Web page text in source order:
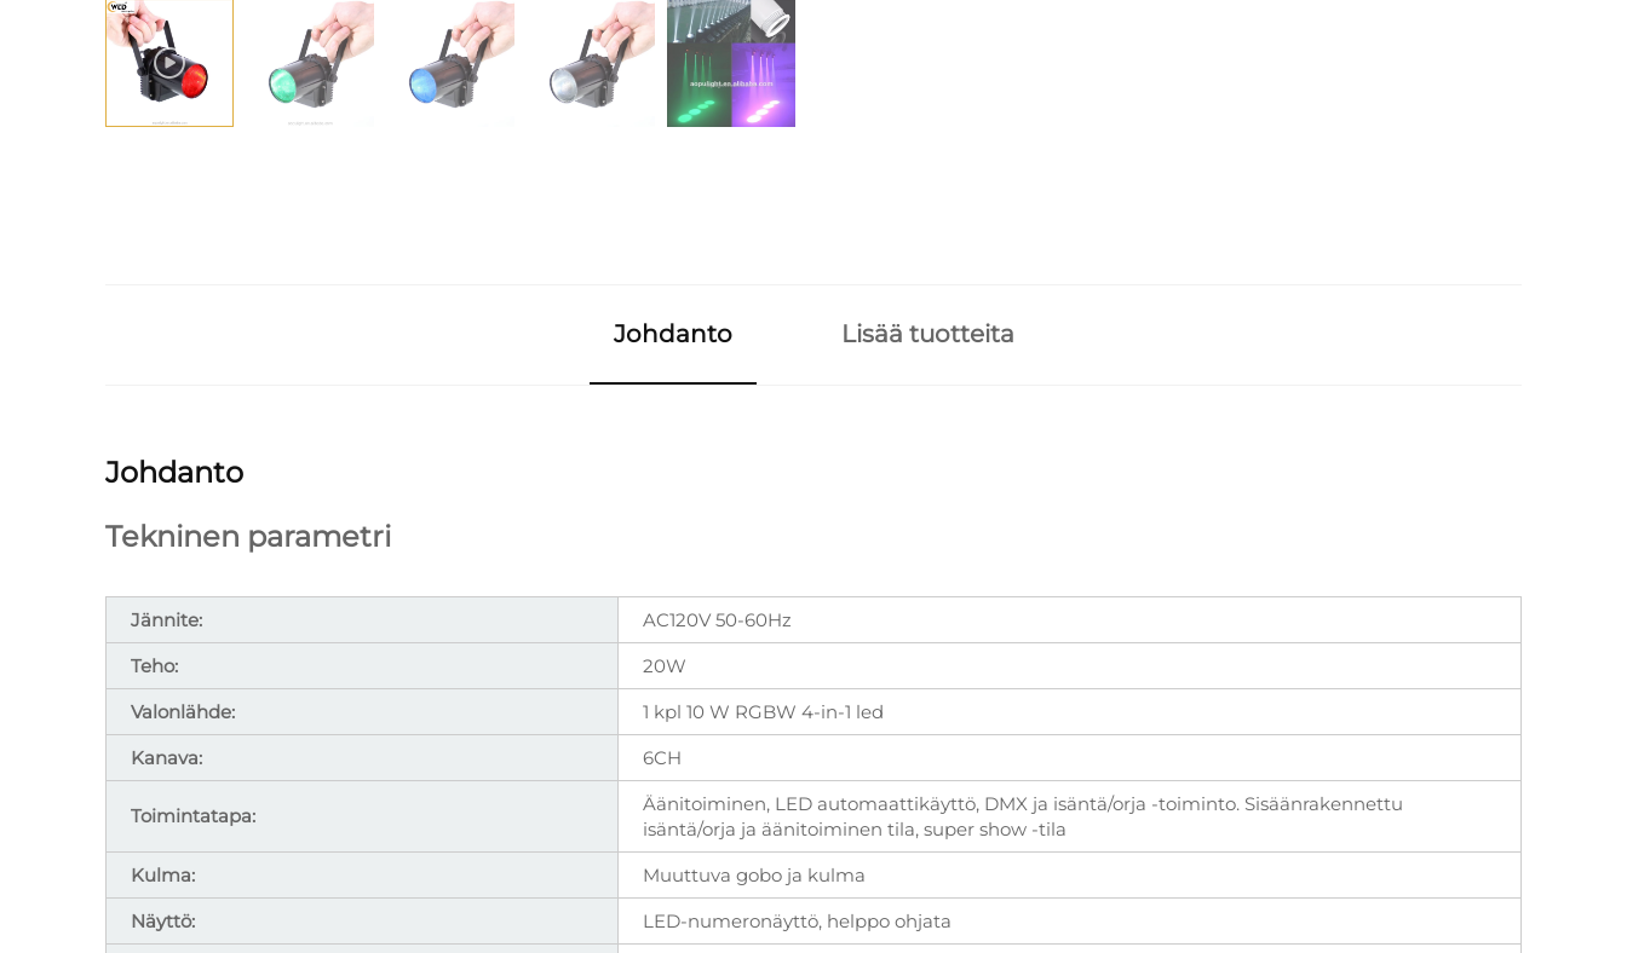
Johdanto Lisää tuotteita
Johdanto
Tekninen parametri
Jännite:
AC120V 50-60Hz
Teho:
20W
Valonlähde:
1 kpl 10 W RGBW 4-in-1 led
Kanava:
6CH
Toimintatapa:
Äänitoiminen, LED automaattikäyttö, DMX ja isäntä/orja -toiminto. Sisäänrakennettu
isäntä/orja ja äänitoiminen tila, super show -tila
Kulma:
Muuttuva gobo ja kulma
Näyttö:
LED-numeronäyttö, helppo ohjata